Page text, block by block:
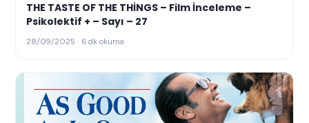
THE TASTE OF THE THİNGS – Film İnceleme –
Psikolektif + – Sayı – 27
28/09/2025 · 6 dk okuma